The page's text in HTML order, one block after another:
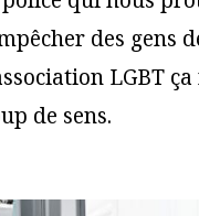
des gens
LGBT ça
de sens.